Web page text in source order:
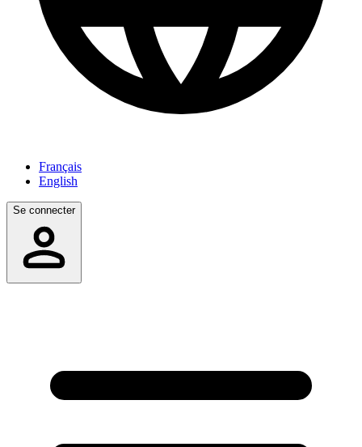
Français
English
Se connecter